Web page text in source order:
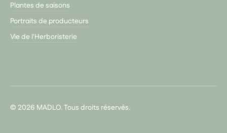
Plantes de saisons
Portraits de producteurs
Vie de l'Herboristerie
© 2026 MADLO. Tous droits réservés.